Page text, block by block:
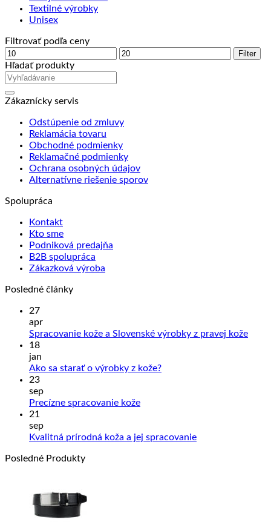
Textilné výrobky
Unisex
Filtrovať podľa ceny
Minimálna
cena
Maximálna
Filter
Hľadať produkty
Zákaznícky servis
Odstúpenie od zmluvy
Reklamácia tovaru
Obchodné podmienky
Reklamačné podmienky
Ochrana osobných údajov
Alternatívne riešenie sporov
Spolupráca
Kontakt
Kto sme
Podniková predajňa
B2B spolupráca
Zákazková výroba
Posledné články
27
apr
Spracovanie kože a Slovenské výrobky z pravej kože
18
jan
Ako sa starať o výrobky z kože?Žiadne
o
23
sep
Precízne spracovanie kožeŽiadne
Precízne
21
sep
Kvalitná prírodná koža a jej spracovanieŽiadne
Posledné Produkty